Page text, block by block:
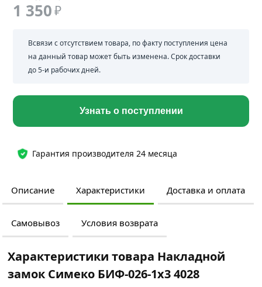
Гарантия производителя 24 месяца
1 350₽
Всвязи с отсутствием товара, по факту поступления цена
на данный товар может быть изменена. Срок доставки
до 5-и рабочих дней.
Узнать о поступлении
Описание Характеристики Доставка и оплата
Самовывоз Условия возврата
Характеристики товара Накладной
замок Симеко БИФ-026-1х3 4028